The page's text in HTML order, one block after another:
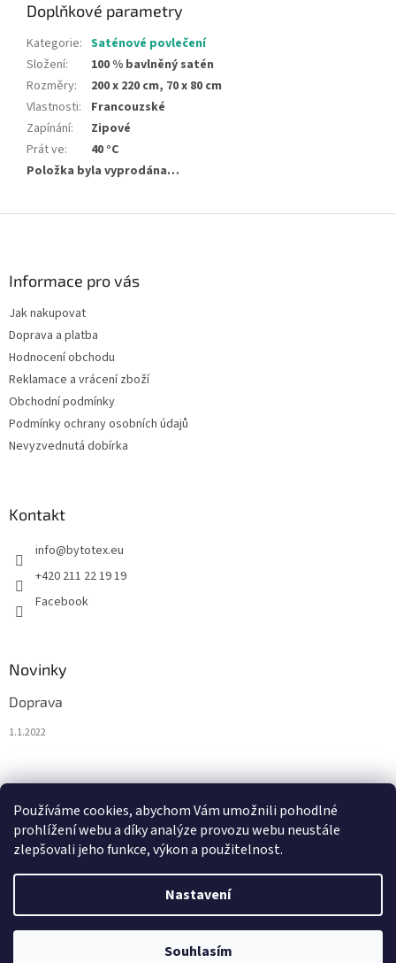
Používáme cookies, abychom Vám umožnili pohodlné
prohlížení webu a díky analýze provozu webu neustále
zlepšovali jeho funkce, výkon a použitelnost.
Nastavení
Souhlasím
Doplňkové parametry
Kategorie: Saténové povlečení
Složení:
100 % bavlněný satén
Rozměry:
200 x 220 cm, 70 x 80 cm
Vlastnosti:
Francouzské
Zapínání:
Zipové
Prát ve:
40 °C
Položka byla vyprodána…
Informace pro vás
Jak nakupovat
Doprava a platba
Hodnocení obchodu
Reklamace a vrácení zboží
Obchodní podmínky
Podmínky ochrany osobních údajů
Nevyzvednutá dobírka
Kontakt
info@bytotex.eu
+420 211 22 19 19
Facebook
Novinky
Doprava
1.1.2022
0KS /0 €
Vytvořil Shoptet
BytoTex.eu. Všechna práva vyhrazena.